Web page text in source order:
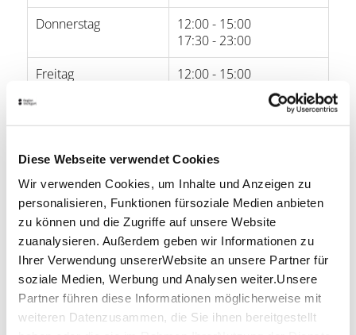
Diese Webseite verwendet Cookies
Wir verwenden Cookies, um Inhalte und Anzeigen zu
personalisieren, Funktionen fürsoziale Medien anbieten
zu können und die Zugriffe auf unsere Website
zuanalysieren. Außerdem geben wir Informationen zu
Ihrer Verwendung unsererWebsite an unsere Partner für
soziale Medien, Werbung und Analysen weiter.Unsere
Partner führen diese Informationen möglicherweise mit
weiteren Datenzusammen, die Sie ihnen bereitgestellt
Donnerstag
12:00 - 15:00
17:30 - 23:00
Freitag
12:00 - 15:00
Samstag
13:00 - 23:00
Sonntag
18:00 - 22:00
Öffnungszeiten von Google
Lage & Kontakt
Noodle1 Dining
Wilhelmsplatz 1
70182 Stuttgart
Telefon: 0711/86 02 01 86